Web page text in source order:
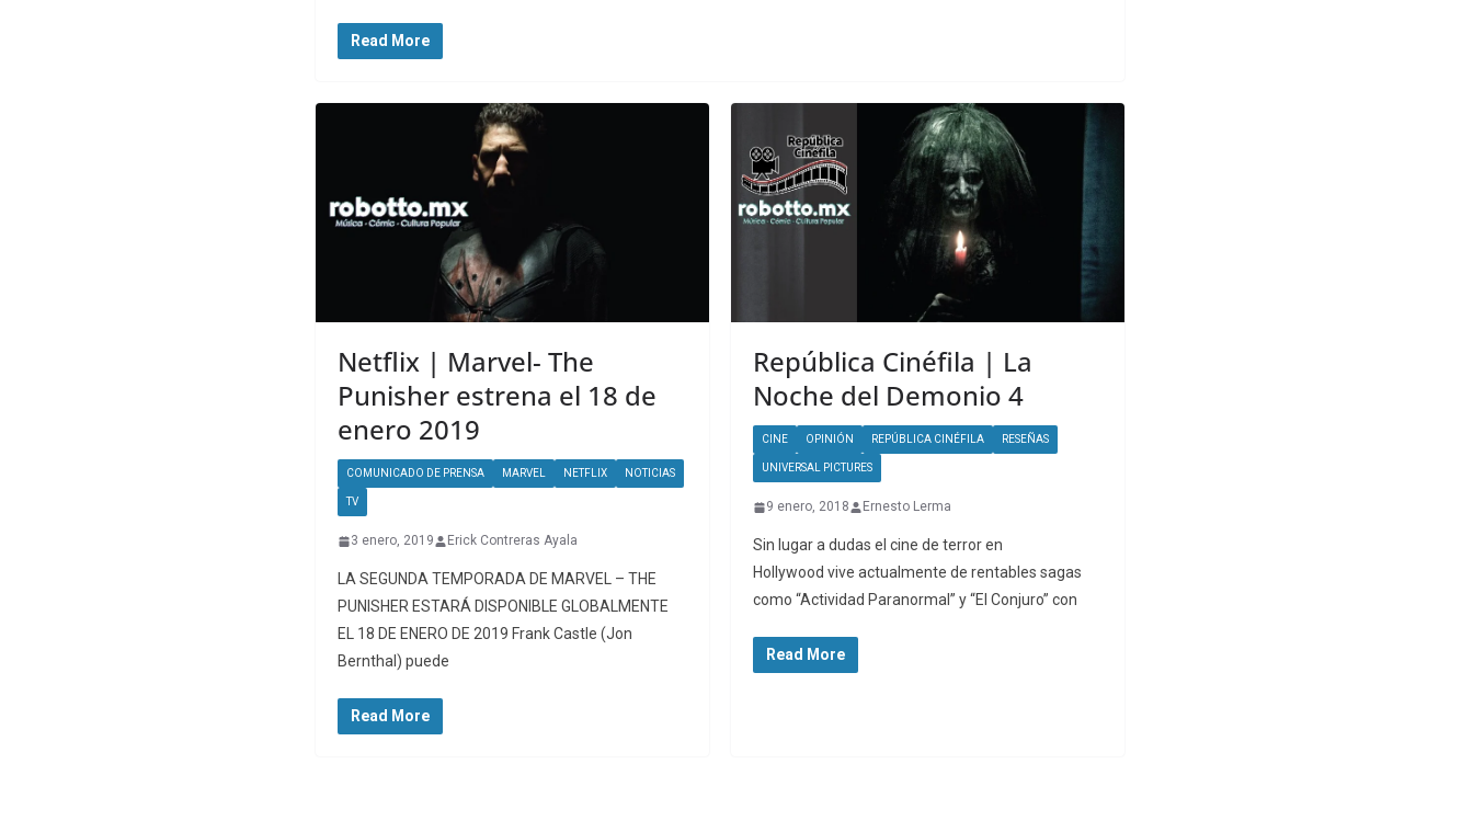
Read More
Netflix | Marvel- The
Punisher estrena el 18 de
enero 2019
COMUNICADO DE PRENSA MARVEL NETFLIX NOTICIAS
TV
3 enero, 2019 Erick Contreras Ayala
LA SEGUNDA TEMPORADA DE MARVEL – THE
PUNISHER ESTARÁ DISPONIBLE GLOBALMENTE
EL 18 DE ENERO DE 2019 Frank Castle (Jon
Bernthal) puede
Read More
República Cinéfila | La
Noche del Demonio 4
CINE OPINIÓN REPÚBLICA CINÉFILA RESEÑAS
UNIVERSAL PICTURES
9 enero, 2018 Ernesto Lerma
Sin lugar a dudas el cine de terror en
Hollywood vive actualmente de rentables sagas
como “Actividad Paranormal” y “El Conjuro” con
Read More